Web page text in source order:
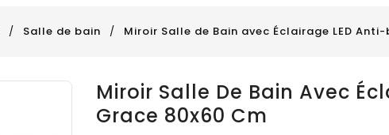
Salle de bain Miroir Salle de Bain avec Éclairage LED
Miroir Salle De Bain Avec
Grace 80x60 Cm